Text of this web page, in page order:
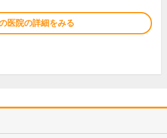
医院の詳細をみる